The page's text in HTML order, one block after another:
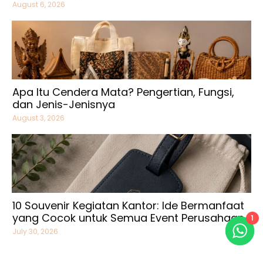
August 6, 2026
Apa Itu Cendera Mata? Pengertian, Fungsi,
dan Jenis-Jenisnya
August 3, 2026
10 Souvenir Kegiatan Kantor: Ide Bermanfaat
yang Cocok untuk Semua Event Perusahaan
July 30, 2026
1